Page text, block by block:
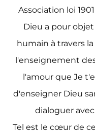
Association loi
Dieu a pour
humain à travers
l'enseignement
l'amour que Je
d'enseigner Dieu
dialoguer
Tel est le cœur de